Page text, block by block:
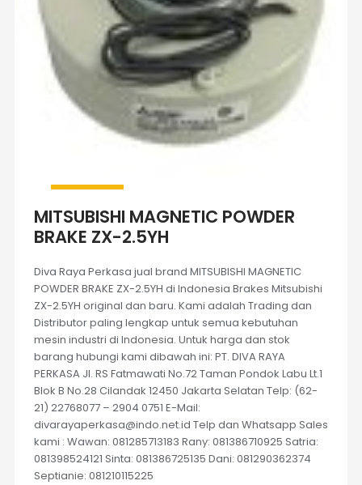
MITSUBISHI MAGNETIC POWDER
BRAKE ZX-2.5YH
Diva Raya Perkasa jual brand MITSUBISHI MAGNETIC
POWDER BRAKE ZX-2.5YH di Indonesia Brakes Mitsubishi
ZX-2.5YH original dan baru. Kami adalah Trading dan
Distributor paling lengkap untuk semua kebutuhan
mesin industri di Indonesia. Untuk harga dan stok
barang hubungi kami dibawah ini: PT. DIVA RAYA
PERKASA Jl. RS Fatmawati No.72 Taman Pondok Labu Lt.1
Blok B No.28 Cilandak 12450 Jakarta Selatan Telp: (62-
21) 22768077 – 2904 0751 E-Mail:
divarayaperkasa@indo.net.id Telp dan Whatsapp Sales
kami : Wawan: 081285713183 Rany: 081386710925 Satria:
081398524121 Sinta: 081386725135 Dani: 081290362374
Septianie: 081210115225